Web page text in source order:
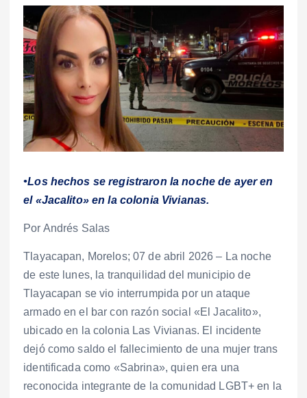
•Los hechos se registraron la noche de ayer en
el «Jacalito» en la colonia Vivianas.
Por Andrés Salas
Tlayacapan, Morelos; 07 de abril 2026 – La noche
de este lunes, la tranquilidad del municipio de
Tlayacapan se vio interrumpida por un ataque
armado en el bar con razón social «El Jacalito»,
ubicado en la colonia Las Vivianas. El incidente
dejó como saldo el fallecimiento de una mujer trans
identificada como «Sabrina», quien era una
reconocida integrante de la comunidad LGBT+ en la